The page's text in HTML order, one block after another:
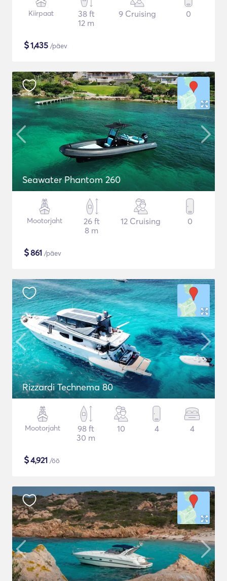
Kiirpaat
38 ft
12 m
9 Cruising 0
$1,435 /päev
Seawater Phantom 260
Mootorjaht
26 ft
8 m
12 Cruising 0
$861 /päev
Rizzardi Technema 80
Mootorjaht
98 ft
30 m
10 4 4
$4,921 /öö